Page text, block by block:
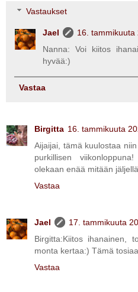
Vastaukset
Jael
16.
Nanna: Voi kiitos
hyvää:)
Vastaa
Birgitta 16. tammikuuta
Aijaijai, tämä kuulostaa
purkillisen
olekaan enää mitään
Vastaa
Jael
17. tammikuuta
Birgitta:Kiitos ihanainen,
monta kertaa:) Tämä
Vastaa